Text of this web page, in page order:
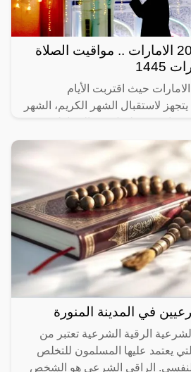
موعد رمضان 2024 الامارات .. مواقيت الصلاة
موعد رمضان 2024 الامارات حيث اقتربت الأيام
يتجهز لاستقبال الشهر الكريم، الشهر
في المدينة المنورة
الرقية الشرعية تعتبر من
يعتمد عليها المسلمون للتخلص
الراقي الشرعي هو الشخص